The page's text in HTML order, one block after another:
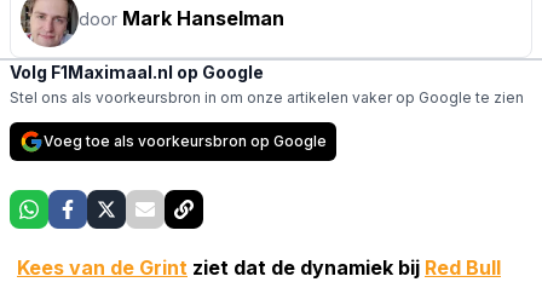
door Mark Hanselman
Volg F1Maximaal.nl op Google
Stel ons als voorkeursbron in om onze artikelen vaker op Google te zien
Voeg toe als voorkeursbron op Google
Kees van de Grint ziet dat de dynamiek bij Red Bull